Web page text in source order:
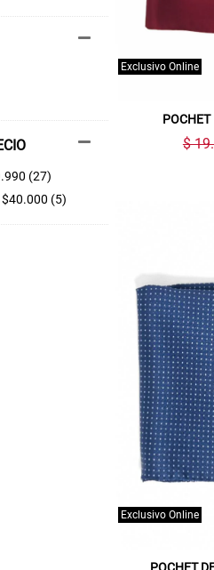
(27)
(5)
Exclusivo Online
POCHET
$
Exclusivo Online